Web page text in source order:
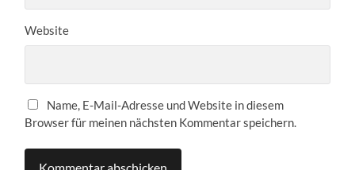
Website
Name, E-Mail-Adresse und Website in diesem
Browser für meinen nächsten Kommentar speichern.